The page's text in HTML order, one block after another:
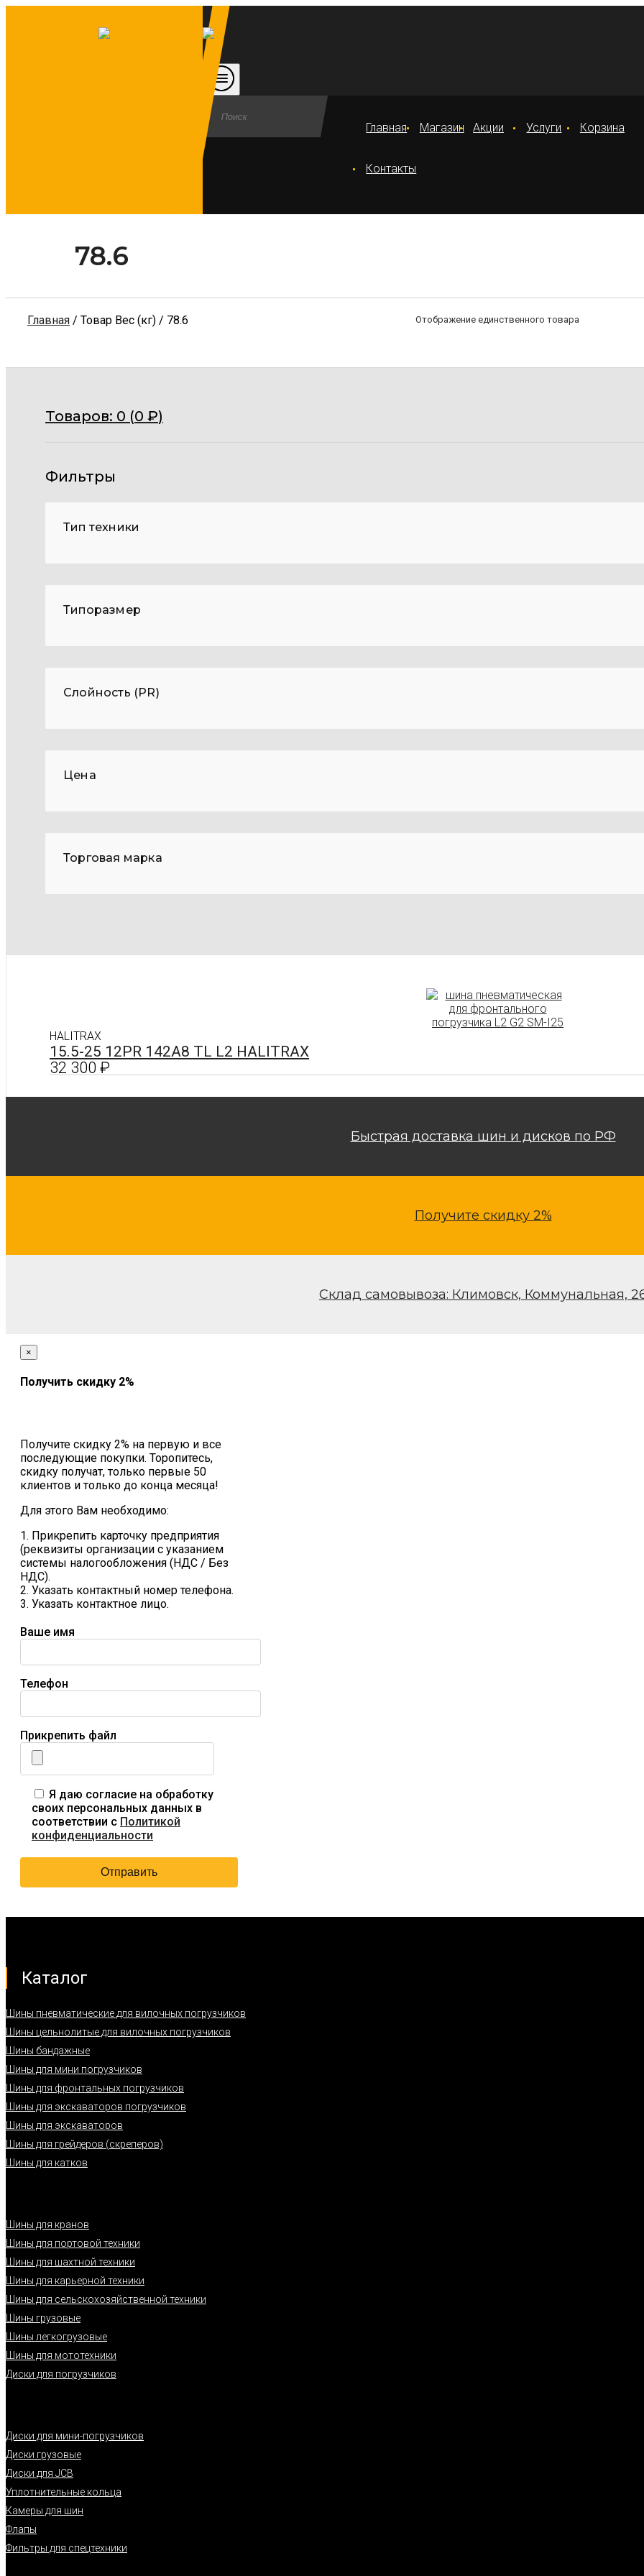
Главная Магазин Акции Услуги Корзина
Контакты
78.6
Главная / Товар Вес (кг) / 78.6 Отображение единственного товара
Товаров: 0 (0 ₽)
Фильтры
Тип техники
Типоразмер
Слойность (PR)
Цена
Торговая марка
HALITRAX
15.5-25 12PR 142A8 TL L2 HALITRAX
32 300 ₽
Быстрая доставка шин и дисков по РФ
Получите скидку 2%
Склад самовывоза: Климовск, Коммунальная,
×
Получить скидку 2%
Получите скидку 2% на первую и все
последующие покупки. Торопитесь,
скидку получат, только первые 50
клиентов и только до конца месяца!
Для этого Вам необходимо:
1. Прикрепить карточку предприятия
(реквизиты организации с указанием
системы налогообложения (НДС / Без
НДС).
2. Указать контактный номер телефона.
3. Указать контактное лицо.
Ваше имя
Телефон
Прикрепить файл
Я даю согласие на обработку
своих персональных данных в
соответствии с Политикой
конфиденциальности
Каталог
Шины пневматические для вилочных погрузчиков
Шины цельнолитые для вилочных погрузчиков
Шины бандажные
Шины для мини погрузчиков
Шины для фронтальных погрузчиков
Шины для экскаваторов погрузчиков
Шины для экскаваторов
Шины для грейдеров (скреперов)
Шины для катков
Шины для кранов
Шины для портовой техники
Шины для шахтной техники
Шины для карьерной техники
Шины для сельскохозяйственной техники
Шины грузовые
Шины легкогрузовые
Шины для мототехники
Диски для погрузчиков
Диски для мини-погрузчиков
Диски грузовые
Диски для JCB
Уплотнительные кольца
Камеры для шин
Флапы
Фильтры для спецтехники